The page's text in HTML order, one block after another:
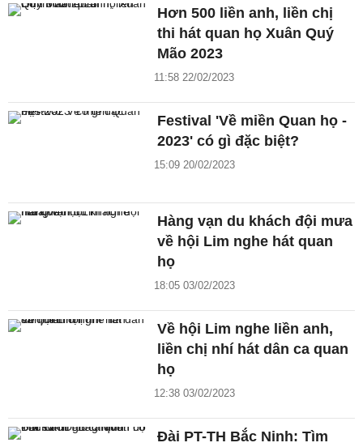
Hơn 500 liền anh, liền chị
thi hát quan họ Xuân Quý
Mão 2023
11:58 22/02/2023
Festival 'Về miền Quan họ -
2023' có gì đặc biệt?
15:09 20/02/2023
Hàng vạn du khách đội mưa
về hội Lim nghe hát quan
họ
18:05 03/02/2023
Về hội Lim nghe liền anh,
liền chị nhí hát dân ca quan
họ
12:38 03/02/2023
Đài PT-TH Bắc Ninh: Tìm